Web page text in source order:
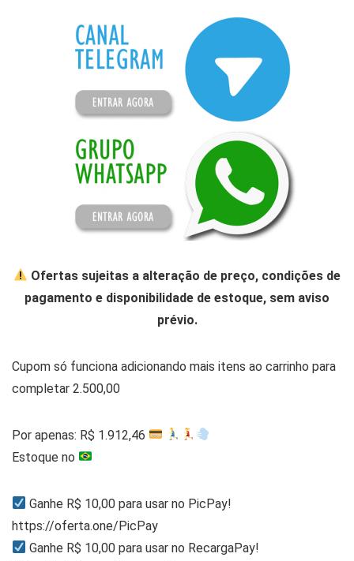
Ofertas sujeitas a alteração de preço, condições de
pagamento e disponibilidade de estoque, sem aviso
prévio.
Cupom só funciona adicionando mais itens ao carrinho para
completar 2.500,00
Por apenas: R$ 1.912,46
Estoque no
Ganhe R$ 10,00 para usar no PicPay!
https://oferta.one/PicPay
Ganhe R$ 10,00 para usar no RecargaPay!